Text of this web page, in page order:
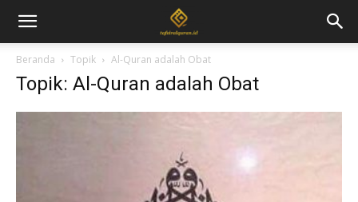
Beranda Topik Al-Quran adalah Obat
Topik: Al-Quran adalah Obat